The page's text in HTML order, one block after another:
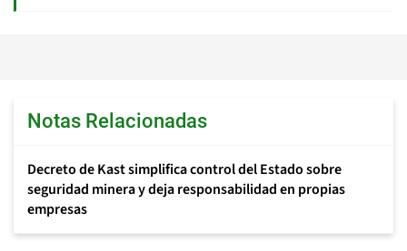
Notas Relacionadas
Decreto de Kast simplifica control del Estado sobre
seguridad minera y deja responsabilidad en propias
empresas